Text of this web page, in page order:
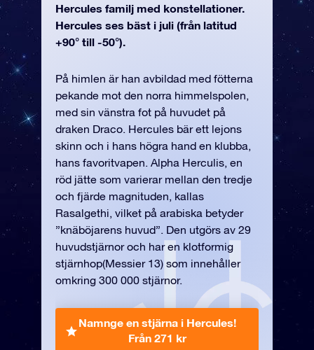
Hercules familj med konstellationer.
Hercules ses bäst i juli (från latitud
+90° till -50°).
På himlen är han avbildad med fötterna
pekande mot den norra himmelspolen,
med sin vänstra fot på huvudet på
draken Draco. Hercules bär ett lejons
skinn och i hans högra hand en klubba,
hans favoritvapen. Alpha Herculis, en
röd jätte som varierar mellan den tredje
och fjärde magnituden, kallas
Rasalgethi, vilket på arabiska betyder
”knäböjarens huvud”. Den utgörs av 29
huvudstjärnor och har en klotformig
stjärnhop(Messier 13) som innehåller
omkring 300 000 stjärnor.
Namnge en stjärna i Hercules!
Från 271 kr